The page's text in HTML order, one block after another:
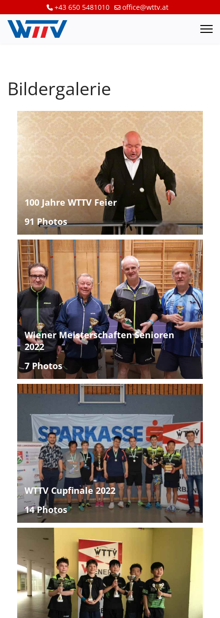
+43 650 5481010 office@wttv.at
Bildergalerie
100 Jahre WTTV Feier
91 Photos
Wiener Meisterschaften Senioren
2022
7 Photos
WTTV Cupfinale 2022
14 Photos